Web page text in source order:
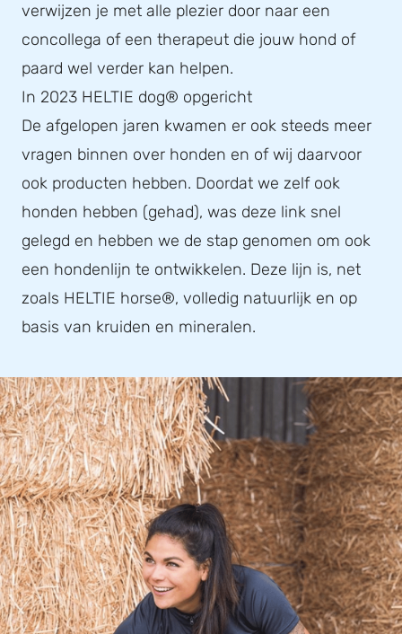
verwijzen je met alle plezier door naar een
concollega of een therapeut die jouw hond of
paard wel verder kan helpen.
In 2023 HELTIE dog® opgericht
De afgelopen jaren kwamen er ook steeds meer
vragen binnen over honden en of wij daarvoor
ook producten hebben. Doordat we zelf ook
honden hebben (gehad), was deze link snel
gelegd en hebben we de stap genomen om ook
een hondenlijn te ontwikkelen. Deze lijn is, net
zoals HELTIE horse®, volledig natuurlijk en op
basis van kruiden en mineralen.